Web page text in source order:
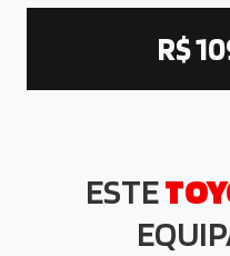
R$
ESTE